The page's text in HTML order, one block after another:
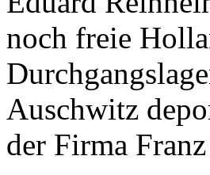
noch freie
Auschwitz
der Firma